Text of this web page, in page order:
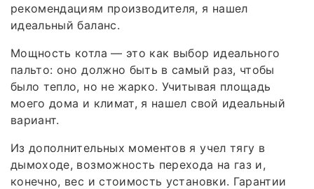
рекомендациям производителя, я нашел
идеальный баланс.
Мощность котла — это как выбор идеального
пальто: оно должно быть в самый раз, чтобы
было тепло, но не жарко. Учитывая площадь
моего дома и климат, я нашел свой идеальный
вариант.
Из дополнительных моментов я учел тягу в
дымоходе, возможность перехода на газ и,
конечно, вес и стоимость установки. Гарантии